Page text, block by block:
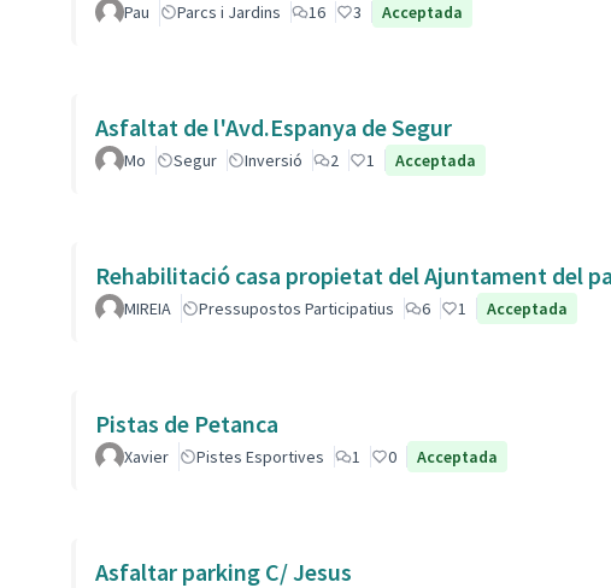
Pau Parcs i Jardins 16 3 Acceptada
Asfaltat de l'Avd.Espanya de Segur
Mo Segur Inversió 2 1 Acceptada
Rehabilitació casa propietat del Ajuntament del
MIREIA Pressupostos Participatius 6 1 Acceptada
Pistas de Petanca
Xavier Pistes Esportives 1 0 Acceptada
Asfaltar parking C/ Jesus